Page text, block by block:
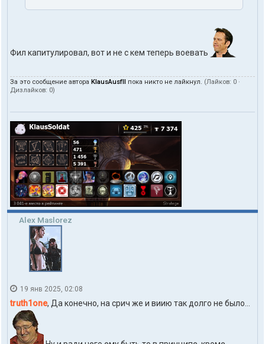
Фил капитулировал, вот и не с кем теперь воевать
За это сообщение автора KlausAusfII пока никто не лайкнул. (Лайков: 0 ·
Дизлайков: 0)
Alex Maslorez
19 янв 2025, 02:08
truth1one, Да конечно, на срич же и виию так долго не было...